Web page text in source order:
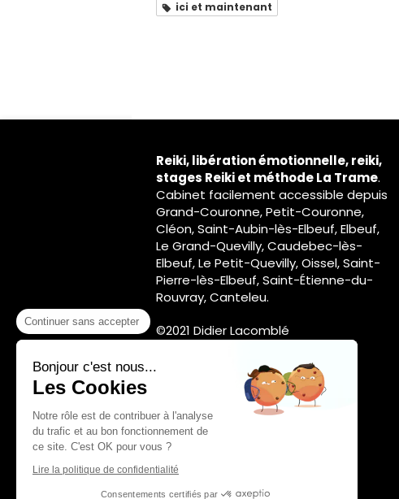
ici et maintenant
Reiki, libération émotionnelle, reiki,
stages Reiki et méthode La Trame.
Cabinet facilement accessible depuis
Grand-Couronne, Petit-Couronne,
Cléon, Saint-Aubin-lès-Elbeuf, Elbeuf,
Le Grand-Quevilly, Caudebec-lès-
Elbeuf, Le Petit-Quevilly, Oissel, Saint-
Pierre-lès-Elbeuf, Saint-Étienne-du-
Rouvray, Canteleu.
©2021 Didier Lacomblé
Continuer sans accepter
Bonjour c'est nous...
Les Cookies
Notre rôle est de contribuer à l'analyse
du trafic et au bon fonctionnement de
ce site. C'est OK pour vous ?
Lire la politique de confidentialité
Consentements certifiés par